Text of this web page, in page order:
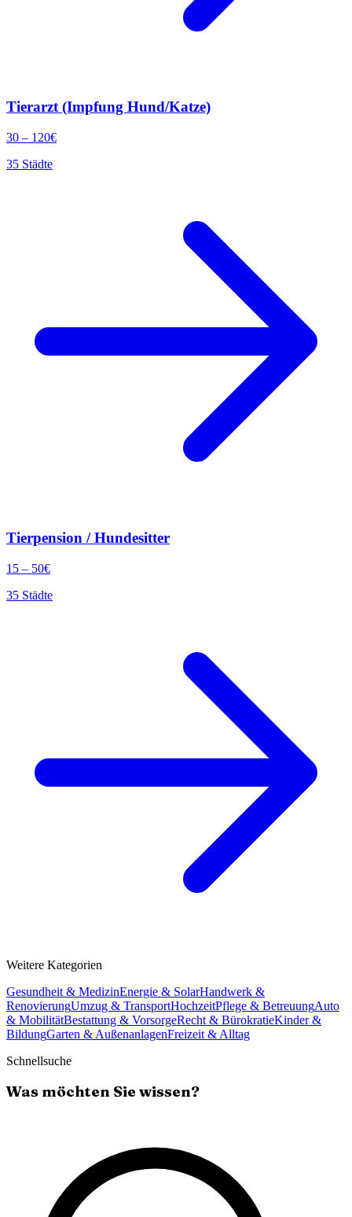
Tierarzt (Impfung Hund/Katze)
30 – 120€
35 Städte
Tierpension / Hundesitter
15 – 50€
35 Städte
Weitere Kategorien
Gesundheit & MedizinEnergie & SolarHandwerk &
RenovierungUmzug & TransportHochzeitPflege & BetreuungAuto
& MobilitätBestattung & VorsorgeRecht & BürokratieKinder &
BildungGarten & AußenanlagenFreizeit & Alltag
Schnellsuche
Was möchten Sie wissen?